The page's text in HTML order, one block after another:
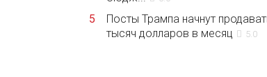
5
Посты Трампа начнут
тысяч долларов в месяц
5.0